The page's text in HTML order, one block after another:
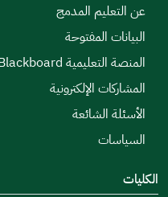
وأولوياتها ، وتلبية جميع
والأنظمة، السياسات
عن التعليم المدمج
البيانات المفتوحة
المنصة التعليمية Blackboard
المشاركات الإلكترونية
الأسئلة الشائعة
السياسات
الكليات